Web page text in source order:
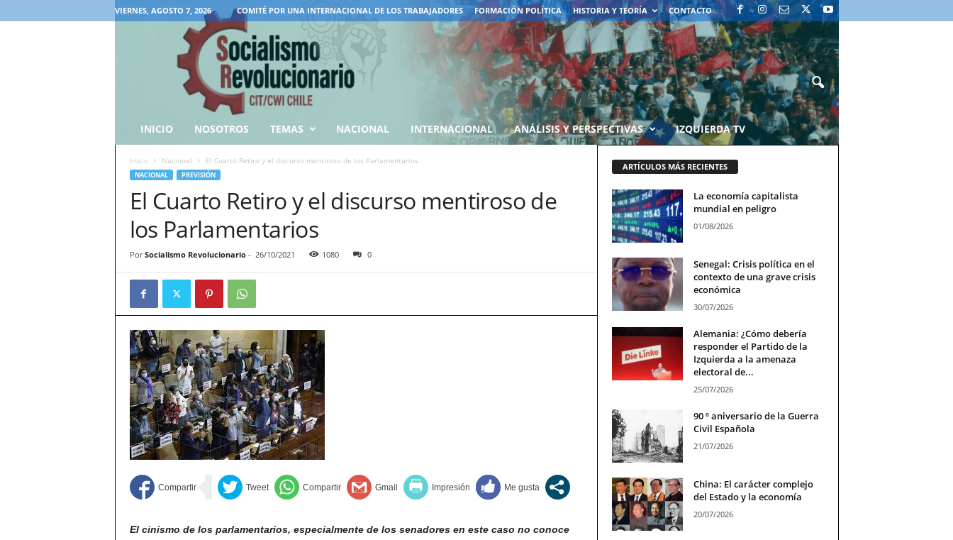
VIERNES, AGOSTO 7, 2026 COMITÉ POR UNA INTERNACIONAL DE LOS TRABAJADORES FORMACIÓN POLÍTICA HISTORIA Y TEORÍA CONTACTO
INICIO NOSOTROS TEMAS NACIONAL INTERNACIONAL ANÁLISIS Y PERSPECTIVAS IZQUIERDA TV
Inicio Nacional El Cuarto Retiro y el discurso mentiroso de los Parlamentarios
NACIONAL PREVISIÓN
El Cuarto Retiro y el discurso mentiroso de
los Parlamentarios
Por Socialismo Revolucionario- 26/10/2021 1080 0
El cinismo de los parlamentarios, especialmente de los senadores en este caso no conoce
ARTÍCULOS MÁS RECIENTES
La economía capitalista
mundial en peligro
01/08/2026
Senegal: Crisis política en el
contexto de una grave crisis
económica
30/07/2026
Alemania: ¿Cómo debería
responder el Partido de la
Izquierda a la amenaza
electoral de...
25/07/2026
90 º aniversario de la Guerra
Civil Española
21/07/2026
China: El carácter complejo
del Estado y la economía
20/07/2026